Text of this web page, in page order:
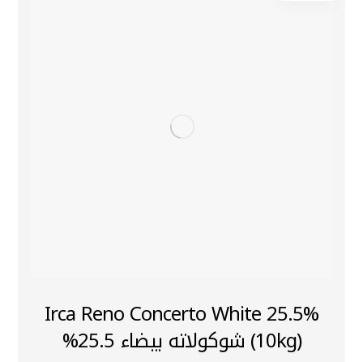
Irca Reno Concerto White 25.5%
(10kg) شوكولاته بيضاء 25.5%